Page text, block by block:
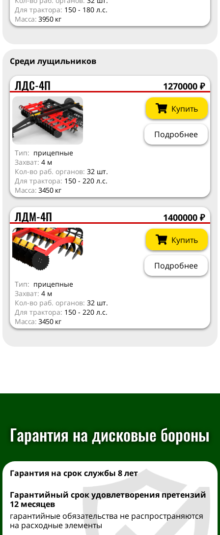
Для трактора: 150 - 180 л.с.
Масса: 3950 кг
Среди лущильников
ЛДС-4П 1270000 ₽
Купить
Подробнее
Тип: прицепные
Захват: 4 м
Кол-во раб. органов: 32 шт.
Для трактора: 150 - 220 л.с.
Масса: 3450 кг
ЛДМ-4П 1400000 ₽
Купить
Подробнее
Тип: прицепные
Захват: 4 м
Кол-во раб. органов: 32 шт.
Для трактора: 150 - 220 л.с.
Масса: 3450 кг
Гарантия на дисковые бороны
Гарантия на срок службы 8 лет
Гарантийный срок удовлетворения претензий
12 месяцев
гарантийные обязательства не распространяются
на расходные элементы